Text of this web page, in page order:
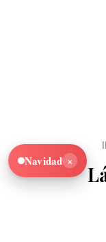
Navidad ×